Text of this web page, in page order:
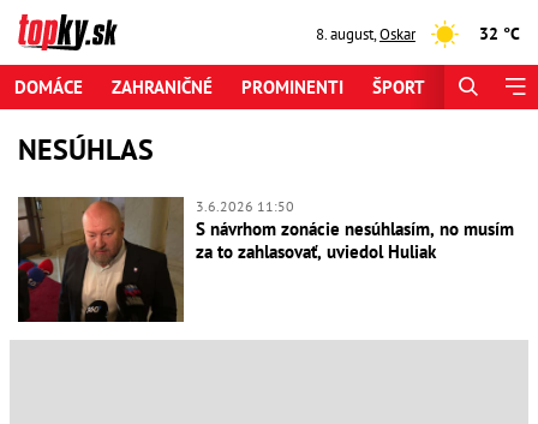
8. august,Oskar 32 °C
DOMÁCE ZAHRANIČNÉ PROMINENTI ŠPORT
NESÚHLAS
3.6.2026 11:50
S návrhom zonácie nesúhlasím, no musím
za to zahlasovať, uviedol Huliak